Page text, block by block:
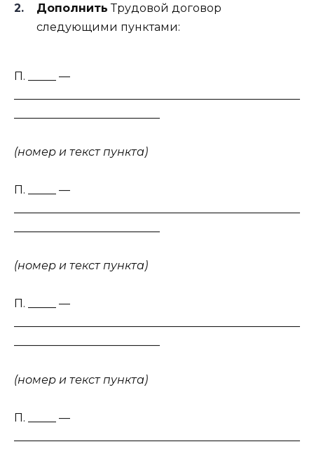
Дополнить Трудовой договор
следующими пунктами:
П. _____ —
(номер и текст пункта)
П. _____ —
(номер и текст пункта)
П. _____ —
(номер и текст пункта)
П. _____ —